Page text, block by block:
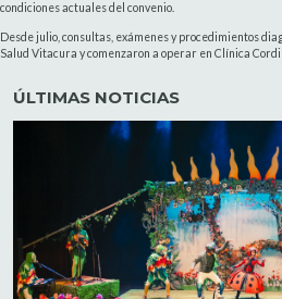
condiciones actuales del convenio.
Desde julio, consultas, exámenes y procedimientos
Salud Vitacura y comenzaron a operar en Clínica
ÚLTIMAS NOTICIAS